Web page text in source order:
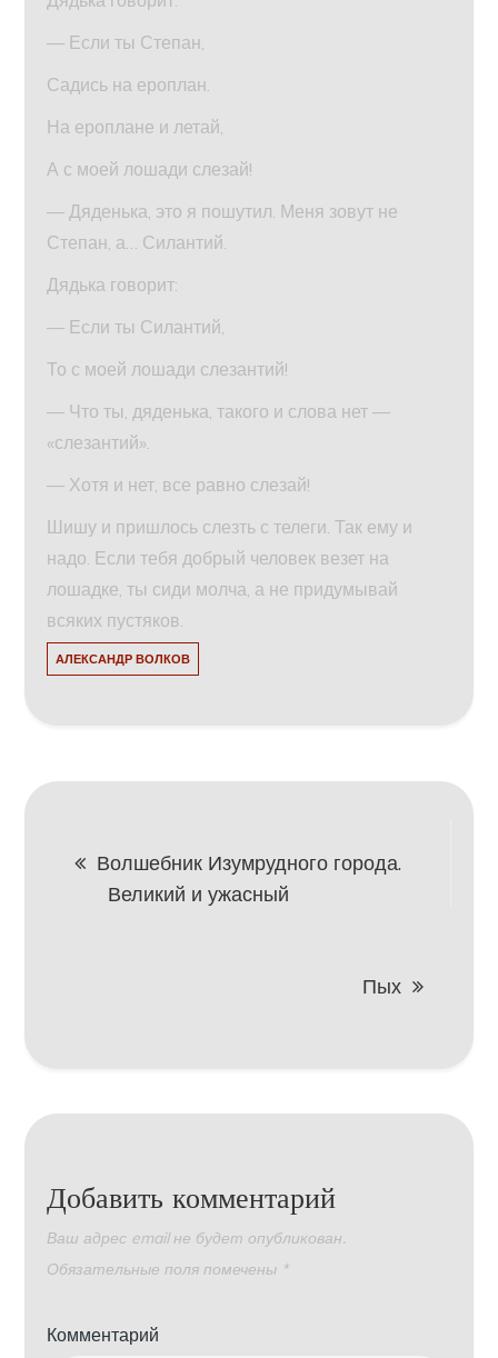
— Если ты Степан,
Садись на ероплан.
На ероплане и летай,
А с моей лошади слезай!
— Дяденька, это я пошутил. Меня зовут не
Степан, а… Силантий.
Дядька говорит:
— Если ты Силантий,
То с моей лошади слезантий!
— Что ты, дяденька, такого и слова нет —
«слезантий».
— Хотя и нет, все равно слезай!
Шишу и пришлось слезть с телеги. Так ему и
надо. Если тебя добрый человек везет на
лошадке, ты сиди молча, а не придумывай
всяких пустяков.
АЛЕКСАНДР ВОЛКОВ
Навигация
Волшебник Изумрудного города.
Великий и ужасный
Пых
Добавить комментарий
Ваш адрес email не будет опубликован.
Обязательные поля помечены *
Комментарий